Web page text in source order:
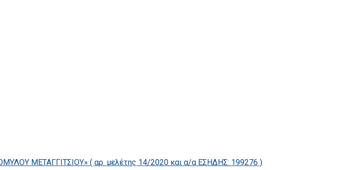
ΜΕΤΑΓΓΙΤΣΙΟΥ» ( αρ. μελέτης 14/2020 και α/α ΕΣΗΔΗΣ: 199276 )